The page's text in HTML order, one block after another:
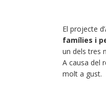
El projecte
famílies i
un dels tres
A causa del
molt a gust.